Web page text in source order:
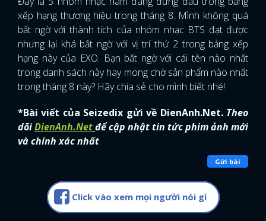
xếp hạng thương hiệu trong tháng 8. Mình không quá
bất ngờ với thành tích của nhóm nhạc BTS đạt được
nhưng lại khá bất ngờ với vị trí thứ 2 trong bảng xếp
hạng này của EXO. Bạn bất ngờ với cái tên nào nhất
trong danh sách này hay mong chờ sản phẩm nào nhất
trong tháng 8 này? Hãy chia sẻ cho mình biết nhé!
*Bài viết của Seizedix gửi về DienAnh.Net. Theo
dõiDienAnh.Netđể cập nhật tin tức phim ảnh mới
và chính xác nhất.
Gửi bài
Click vào xem mọi người nói gì